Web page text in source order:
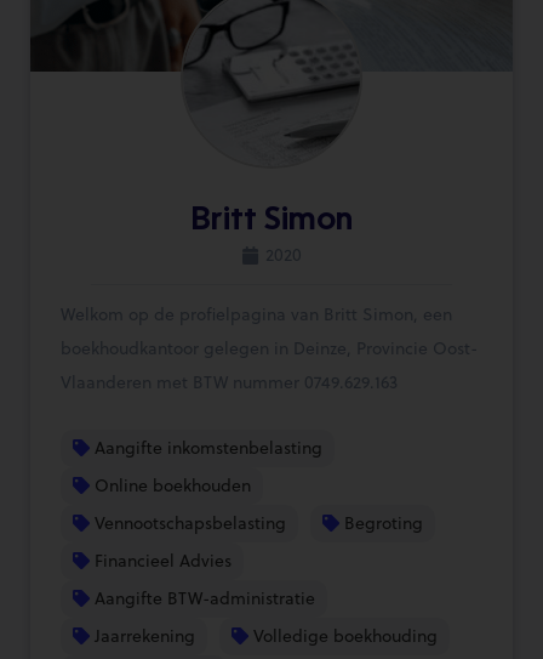
Britt Simon
2020
Welkom op de profielpagina van Britt Simon, een
boekhoudkantoor gelegen in Deinze, Provincie Oost-
Vlaanderen met BTW nummer 0749.629.163
Aangifte inkomstenbelasting
Online boekhouden
Vennootschapsbelasting
Begroting
Financieel Advies
Aangifte BTW-administratie
Jaarrekening
Volledige boekhouding